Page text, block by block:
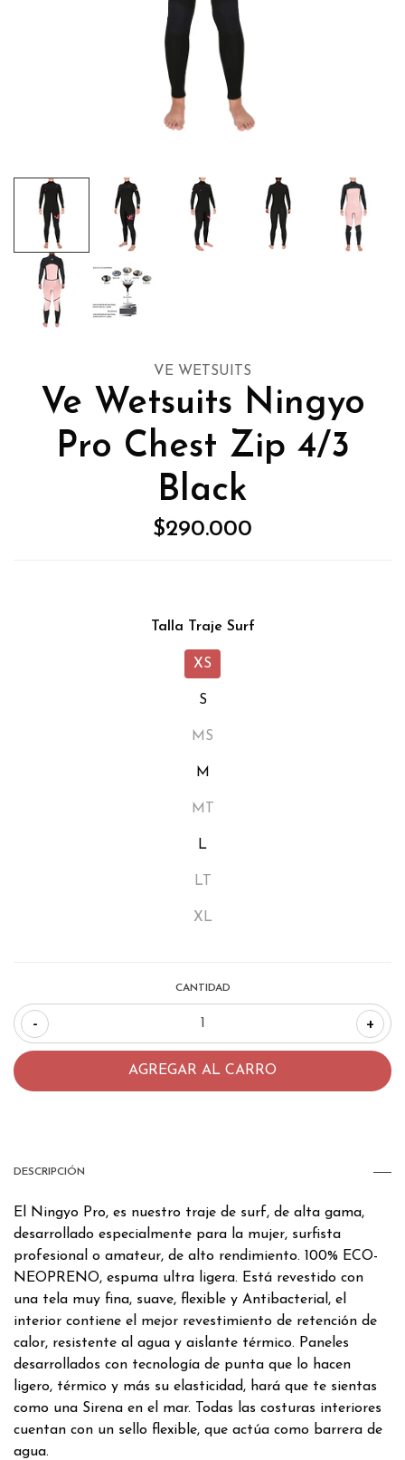
VE WETSUITS
Ve Wetsuits Ningyo
Pro Chest Zip 4/3
Black
$290.000
Talla Traje Surf
XS
S
MS
M
MT
L
LT
XL
CANTIDAD
- +
DESCRIPCIÓN
El Ningyo Pro, es nuestro traje de surf, de alta gama,
desarrollado especialmente para la mujer, surfista
profesional o amateur, de alto rendimiento. 100% ECO-
NEOPRENO, espuma ultra ligera. Está revestido con
una tela muy fina, suave, flexible y Antibacterial, el
interior contiene el mejor revestimiento de retención de
calor, resistente al agua y aislante térmico. Paneles
desarrollados con tecnología de punta que lo hacen
ligero, térmico y más su elasticidad, hará que te sientas
como una Sirena en el mar. Todas las costuras interiores
cuentan con un sello flexible, que actúa como barrera de
agua.